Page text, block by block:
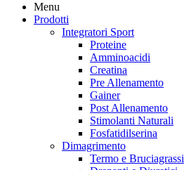
Menu
Prodotti
Integratori Sport
Proteine
Amminoacidi
Creatina
Pre Allenamento
Gainer
Post Allenamento
Stimolanti Naturali
Fosfatidilserina
Dimagrimento
Termo e Bruciagrassi